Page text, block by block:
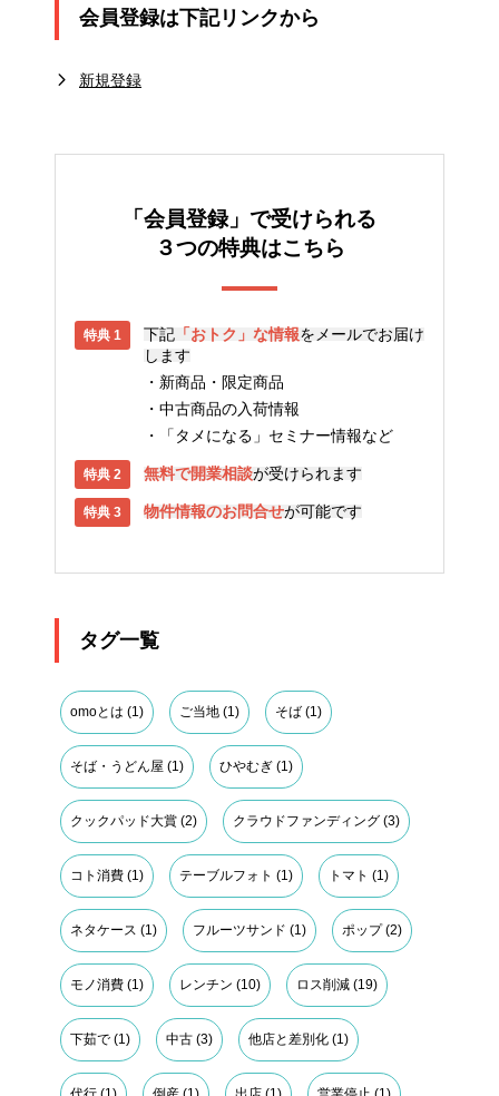
会員登録は下記リンクから
新規登録
「会員登録」で受けられる
３つの特典はこちら
下記 「おトク」な情報をメールでお届け
します
新商品・限定商品
中古商品の入荷情報
「タメになる」セミナー情報など
無料で開業相談が受けられます
物件情報のお問合せが可能です
タグ一覧
omoとは (1) ご当地 (1) そば (1)
そば・うどん屋 (1) ひやむぎ (1)
クックパッド大賞 (2) クラウドファンディング (3)
コト消費 (1) テーブルフォト (1) トマト (1)
ネタケース (1) フルーツサンド (1) ポップ(2)
モノ消費 (1) レンチン (10) ロス削減 (19)
下茹で (1) 中古 (3) 他店と差別化 (1)